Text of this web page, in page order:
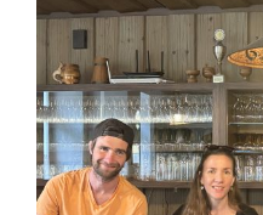
grösseres
Bild